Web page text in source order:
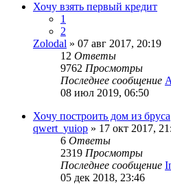
Хочу взять первый кредит
1
2
Zolodal » 07 авг 2017, 20:19
12 Ответы
9762 Просмотры
Последнее сообщение
08 июл 2019, 06:50
Хочу построить дом из бруса
qwert_yuiop » 17 окт 2017,
6 Ответы
2319 Просмотры
Последнее сообщение
05 дек 2018, 23:46